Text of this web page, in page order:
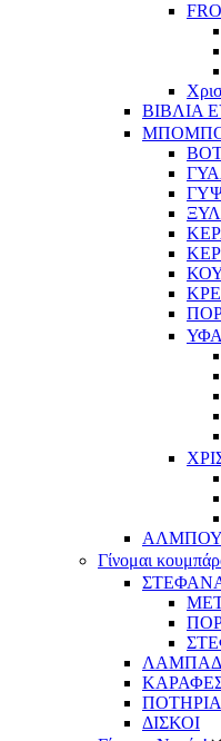
ΒΙΒΛΙΑ
Γίνομαι
ΠΟΤΗΡΙΑ
ΔΙΣΚΟΙ